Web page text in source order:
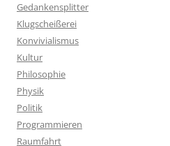
Gedankensplitter
Klugscheißerei
Konvivialismus
Kultur
Philosophie
Physik
Politik
Programmieren
Raumfahrt